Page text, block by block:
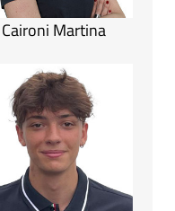
Caironi Martina